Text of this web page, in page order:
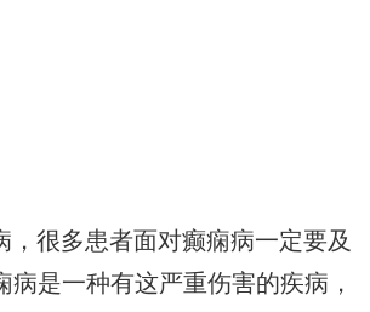
，很多患者面对癫痫病一定要及
病是一种有这严重伤害的疾病，